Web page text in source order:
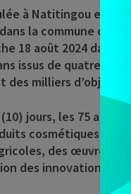
à Natitingou en
la commune de
18 août 2024 dans
issus de quatre
milliers d’objets
jours, les 75
cosmétiques, des
des œuvres
des innovations et